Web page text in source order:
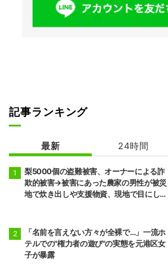
記事ランキング
最新 24時間
梨5000個の盗難被害、オーナーによる詐
欺的被害→被害にあった農家の男性が被災
地で炊き出しや支援物資、現地で目にし
「名前を言えない方々が全裸で…」一流ホ
テルでの"権力者の遊び"の実態を元港区女
子が暴露